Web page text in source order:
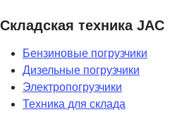
Складская техника JAC
Бензиновые погрузчики
Дизельные погрузчики
Электропогрузчики
Техника для склада